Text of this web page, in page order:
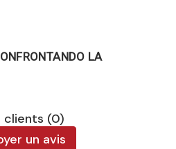
LA
clients (0)
un avis